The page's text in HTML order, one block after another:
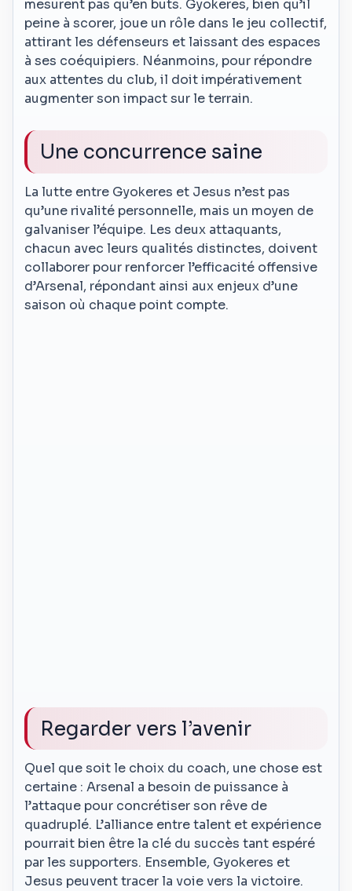
mesurent pas qu’en buts. Gyokeres, bien qu’il
peine à scorer, joue un rôle dans le jeu collectif,
attirant les défenseurs et laissant des espaces
à ses coéquipiers. Néanmoins, pour répondre
aux attentes du club, il doit impérativement
augmenter son impact sur le terrain.
Une concurrence saine
La lutte entre Gyokeres et Jesus n’est pas
qu’une rivalité personnelle, mais un moyen de
galvaniser l’équipe. Les deux attaquants,
chacun avec leurs qualités distinctes, doivent
collaborer pour renforcer l’efficacité offensive
d’Arsenal, répondant ainsi aux enjeux d’une
saison où chaque point compte.
Regarder vers l’avenir
Quel que soit le choix du coach, une chose est
certaine : Arsenal a besoin de puissance à
l’attaque pour concrétiser son rêve de
quadruplé. L’alliance entre talent et expérience
pourrait bien être la clé du succès tant espéré
par les supporters. Ensemble, Gyokeres et
Jesus peuvent tracer la voie vers la victoire.